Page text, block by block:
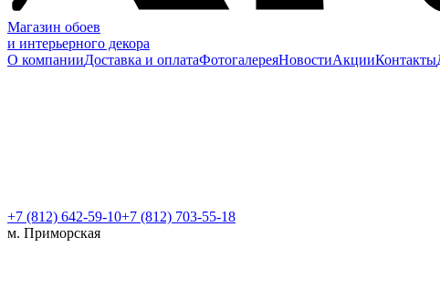
Магазин обоев
и интерьерного декора
О компанииДоставка и оплатаФотогалереяНовостиАкцииКонтакты
+7 (812) 642-59-10+7 (812) 703-55-18
м. Приморская